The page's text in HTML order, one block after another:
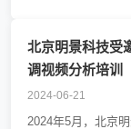
北京明景科技受
调视频分析培训
2024-06-21
2024年5月，北京